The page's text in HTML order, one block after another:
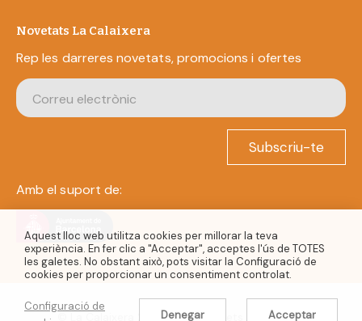
Novetats La Calaixera
Rep les darreres novetats, promocions i ofertes
Subscriu-te
Amb el suport de:
© La Calaixera 2022. Tots els drets reservats.
Aquest lloc web utilitza cookies per millorar la teva
experiència. En fer clic a "Acceptar", acceptes l'ús de TOTES
les galetes. No obstant això, pots visitar la Configuració de
cookies per proporcionar un consentiment controlat.
Configuració de
Denegar Acceptar